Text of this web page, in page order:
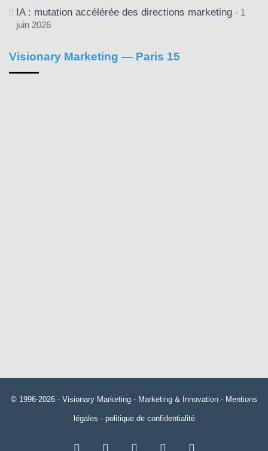
IA : mutation accélérée des directions marketing
1
juin 2026
Visionary Marketing — Paris 15
© 1996-2026 - Visionary Marketing - Marketing & Innovation - Mentions
légales - politique de confidentialité
Facebook Linkedin